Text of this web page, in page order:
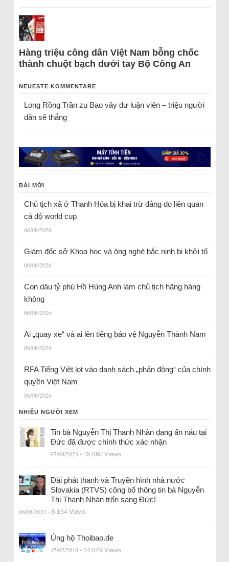
Hàng triệu công dân Việt Nam bỗng chốc
thành chuột bạch dưới tay Bộ Công An
NEUESTE KOMMENTARE
Long Rồng Trầnzu Bao vây dư luận viên – triệu người
dân sẽ thắng
BÀI MỚI
Chủ tịch xã ở Thanh Hóa bị khai trừ đảng do liên quan
cá độ world cup
06/08/2026
Giám đốc sở Khoa học và ông nghệ bắc ninh bị khởi tố
06/08/2026
Con dâu tỷ phú Hồ Hùng Anh làm chủ tịch hãng hàng
không
06/08/2026
Ai „quay xe“ và ai lên tiếng bảo vệ Nguyễn Thành Nam
06/08/2026
RFA Tiếng Việt lọt vào danh sách „phản động“ của chính
quyền Việt Nam
06/08/2026
NHIỀU NGƯỜI XEM
Tin bà Nguyễn Thị Thanh Nhàn đang ẩn náu tại
Đức đã được chính thức xác nhận
07/08/2023 - 15.060 Views
Đài phát thanh và Truyền hình nhà nước
Slovakia (RTVS) công bố thông tin bà Nguyễn
Thị Thanh Nhàn trốn sang Đức!
06/08/2023 - 5.164 Views
Ủng hộ Thoibao.de
15/02/2018 - 24.049 Views